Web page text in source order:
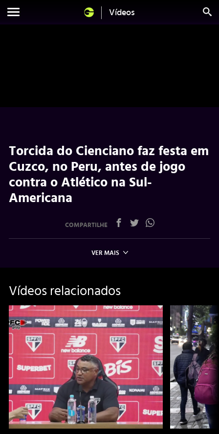
Vídeos
Torcida do Cienciano faz festa em
Cuzco, no Peru, antes de jogo
contra o Atlético na Sul-
Americana
COMPARTILHE
VER MAIS
Vídeos relacionados